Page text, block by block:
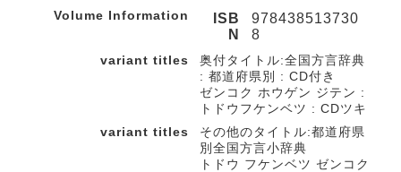
Volume Information
ISB
N
978438513730
8
variant titles
奥付タイトル:全国方言辞典
: 都道府県別 : CD付き
ゼンコク ホウゲン ジテン :
トドウフケンベツ : CDツキ
variant titles
その他のタイトル:都道府県
別全国方言小辞典
トドウ フケンベツ ゼンコク